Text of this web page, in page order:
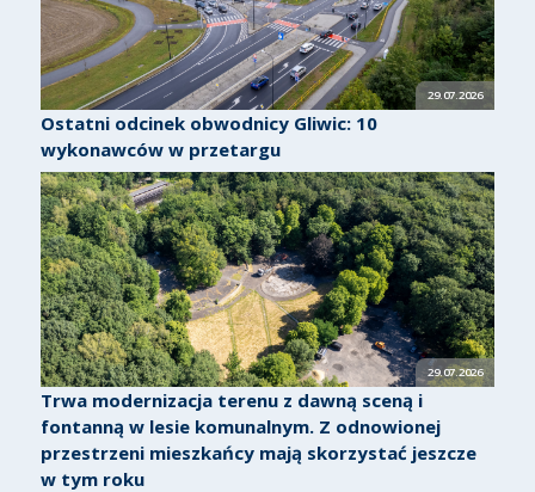
29.07.2026
Ostatni odcinek obwodnicy Gliwic: 10
wykonawców w przetargu
29.07.2026
Trwa modernizacja terenu z dawną sceną i
fontanną w lesie komunalnym. Z odnowionej
przestrzeni mieszkańcy mają skorzystać jeszcze
w tym roku